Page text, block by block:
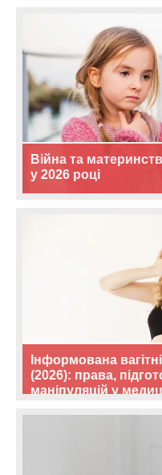
Війна та
у 2026 році
Інформована
(2026): права,
маніпуляцій у